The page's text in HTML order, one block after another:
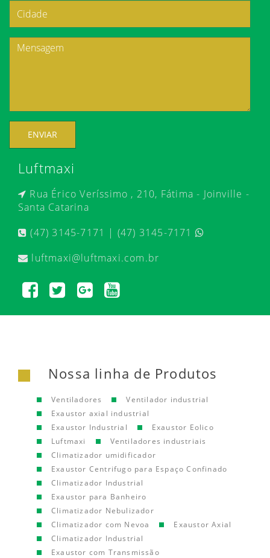
ENVIAR
Luftmaxi
Rua Érico Veríssimo , 210, Fátima - Joinville -
Santa Catarina
(47) 3145-7171 | (47) 3145-7171
luftmaxi@luftmaxi.com.br
Nossa linha de Produtos
Ventiladores
Ventilador industrial
Exaustor axial industrial
Exaustor Industrial
Exaustor Eolico
Luftmaxi
Ventiladores industriais
Climatizador umidificador
Exaustor Centrifugo para Espaço Confinado
Climatizador Industrial
Exaustor para Banheiro
Climatizador Nebulizador
Climatizador com Nevoa
Exaustor Axial
Climatizador Industrial
Exaustor com Transmissão